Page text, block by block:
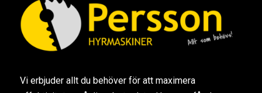
Vi erbjuder allt du behöver för att maximera